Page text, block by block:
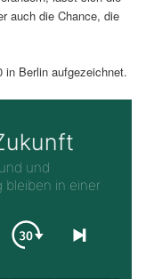
auch die Chance, die
in Berlin aufgezeichnet.